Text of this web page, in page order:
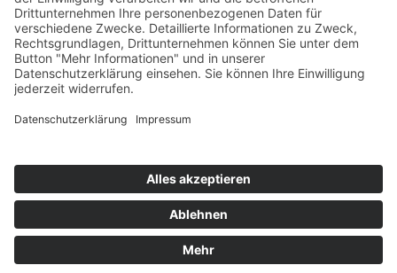
Copyright © 2021–2026 spicOne multimedia e.K.. Alle